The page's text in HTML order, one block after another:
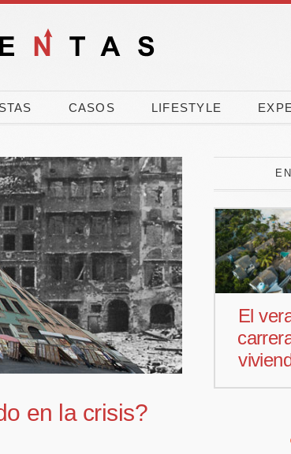
CASOS LIFESTYLE
en la crisis?
el
El verano dispara la
carrera por comprar
vivienda en la costa